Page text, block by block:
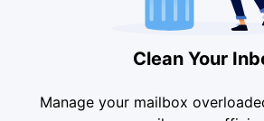
Clean Your
Manage your mailbox